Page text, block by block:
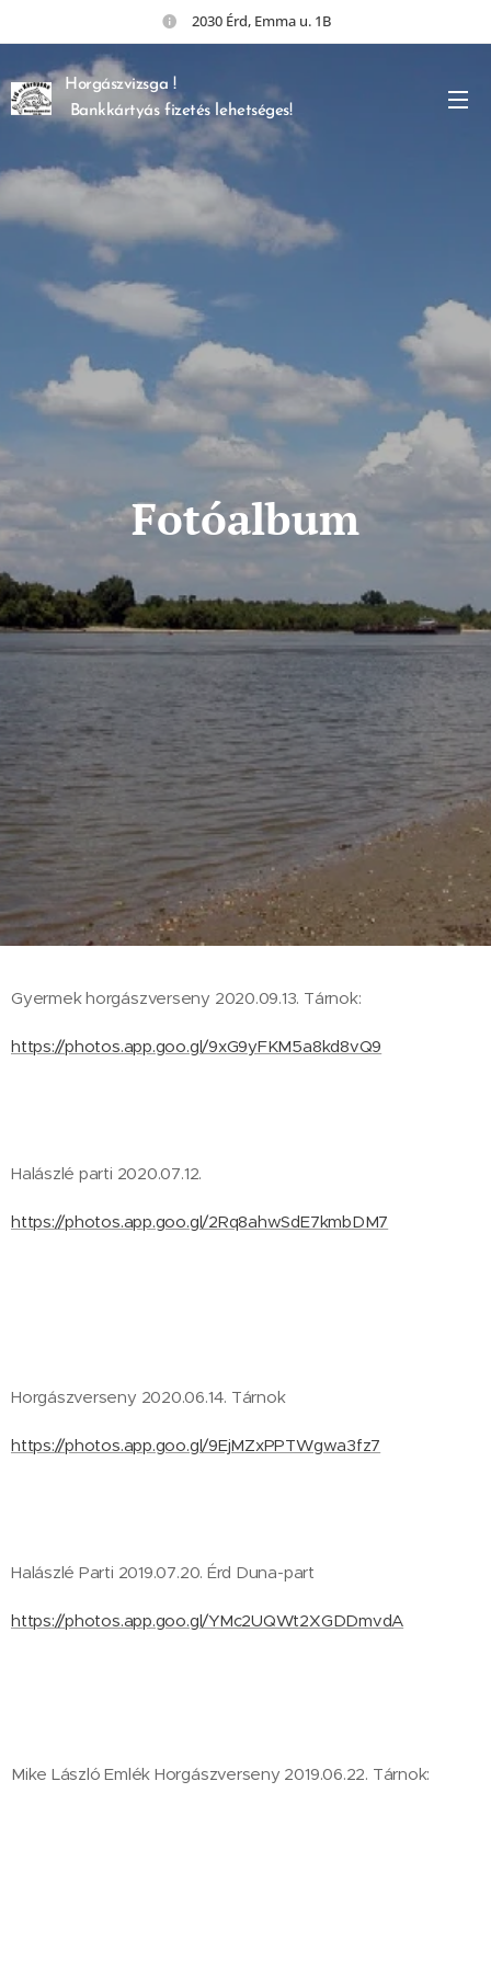
2030 Érd, Emma u. 1B
Horgászvizsga !
Bankkártyás fizetés lehetséges!
Fotóalbum
Gyermek horgászverseny 2020.09.13. Tárnok:
https://photos.app.goo.gl/9xG9yFKM5a8kd8vQ9
Halászlé parti 2020.07.12.
https://photos.app.goo.gl/2Rq8ahwSdE7kmbDM7
Horgászverseny 2020.06.14. Tárnok
https://photos.app.goo.gl/9EjMZxPPTWgwa3fz7
Halászlé Parti 2019.07.20. Érd Duna-part
https://photos.app.goo.gl/YMc2UQWt2XGDDmvdA
Mike László Emlék Horgászverseny 2019.06.22. Tárnok: